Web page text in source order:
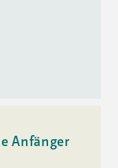
Anfänger